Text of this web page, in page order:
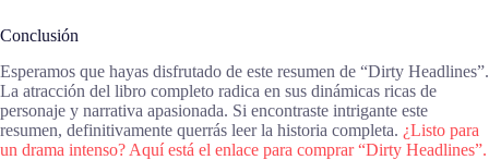
Conclusión
Esperamos que hayas disfrutado de este resumen de “Dirty Headlines”.
La atracción del libro completo radica en sus dinámicas ricas de
personaje y narrativa apasionada. Si encontraste intrigante este
resumen, definitivamente querrás leer la historia completa. ¿Listo para
un drama intenso? Aquí está el enlace para comprar “Dirty Headlines”.